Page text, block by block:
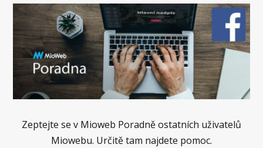
Zeptejte se v Mioweb Poradně ostatních uživatelů
Miowebu. Určitě tam najdete pomoc.